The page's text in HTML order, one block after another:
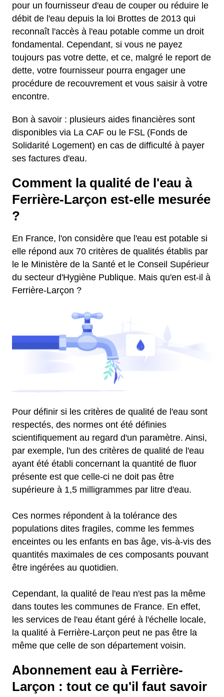
pour un fournisseur d'eau de couper ou réduire le
débit de l'eau depuis la loi Brottes de 2013 qui
reconnaît l'accès à l'eau potable comme un droit
fondamental. Cependant, si vous ne payez
toujours pas votre dette, et ce, malgré le report de
dette, votre fournisseur pourra engager une
procédure de recouvrement et vous saisir à votre
encontre.
Bon à savoir : plusieurs aides financières sont
disponibles via La CAF ou le FSL (Fonds de
Solidarité Logement) en cas de difficulté à payer
ses factures d'eau.
Comment la qualité de l'eau à
Ferrière-Larçon est-elle mesurée
?
En France, l'on considère que l'eau est potable si
elle répond aux 70 critères de qualités établis par
le le Ministère de la Santé et le Conseil Supérieur
du secteur d'Hygiène Publique. Mais qu'en est-il à
Ferrière-Larçon ?
Pour définir si les critères de qualité de l'eau sont
respectés, des normes ont été définies
scientifiquement au regard d'un paramètre. Ainsi,
par exemple, l'un des critères de qualité de l'eau
ayant été établi concernant la quantité de fluor
présente est que celle-ci ne doit pas être
supérieure à 1,5 milligrammes par litre d'eau.
Ces normes répondent à la tolérance des
populations dites fragiles, comme les femmes
enceintes ou les enfants en bas âge, vis-à-vis des
quantités maximales de ces composants pouvant
être ingérées au quotidien.
Cependant, la qualité de l'eau n'est pas la même
dans toutes les communes de France. En effet,
les services de l'eau étant géré à l'échelle locale,
la qualité à Ferrière-Larçon peut ne pas être la
même que celle de son département voisin.
Abonnement eau à Ferrière-
Larçon : tout ce qu'il faut savoir